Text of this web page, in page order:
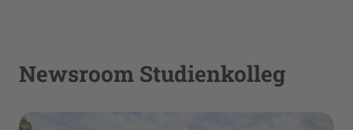
Newsroom Studienkolleg